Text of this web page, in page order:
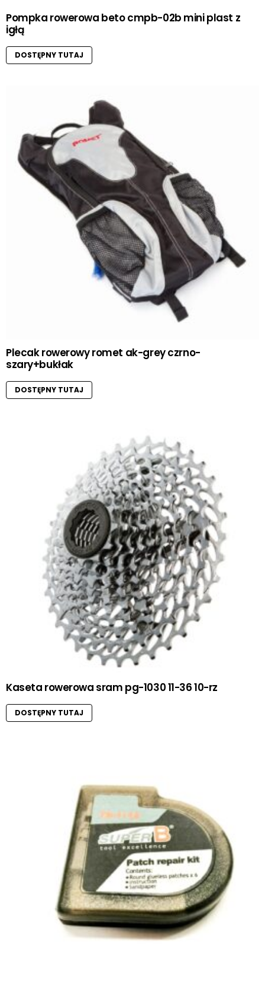
Pompka rowerowa beto cmpb-02b mini plast z
igłą
DOSTĘPNY TUTAJ
Plecak rowerowy romet ak-grey czrno-
szary+bukłak
DOSTĘPNY TUTAJ
Kaseta rowerowa sram pg-1030 11-36 10-rz
DOSTĘPNY TUTAJ